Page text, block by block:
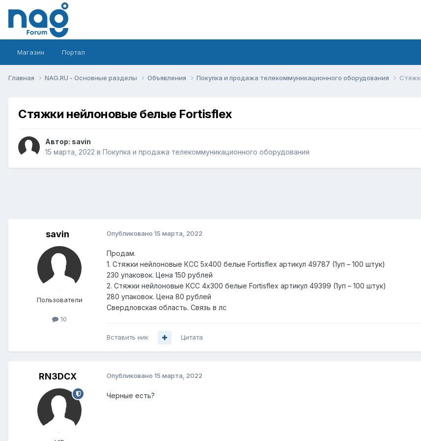
Магазин Портал
Главная NAG.RU - Основные разделы Объявления Покупка и продажа телекоммуникационного оборудования
Стяжки нейлоновые белые Fortisflex
Автор: savin
15 марта, 2022 в Покупка и продажа телекоммуникационного оборудования
savin
Пользователи
10
Опубликовано 15 марта, 2022
Продам.
1. Стяжки нейлоновые КСС 5х400 белые Fortisflex артикул 49787 (1уп – 100 штук)
230 упаковок. Цена 150 рублей
2. Стяжки нейлоновые КСС 4х300 белые Fortisflex артикул 49399 (1уп – 100 штук)
280 упаковок. Цена 80 рублей
Свердловская область. Связь в лс
Вставить ник Цитата
RN3DCX Опубликовано 15 марта, 2022
Черные есть?